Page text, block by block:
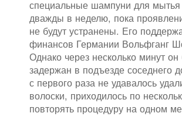
специальные шампуни для
дважды в неделю, пока
не будут устранены. Его
финансов Германии Вольфганг
Однако через несколько минут
задержан в подъезде соседнего
с первого раза не удавалось
волоски, приходилось по
повторять процедуру на одном